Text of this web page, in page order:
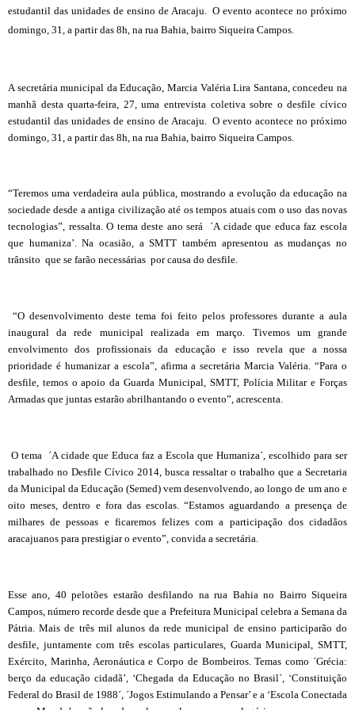
estudantil das unidades de ensino de Aracaju. O evento acontece no próximo
domingo, 31, a partir das 8h, na rua Bahia, bairro Siqueira Campos.
A secretária municipal da Educação, Marcia Valéria Lira Santana, concedeu na
manhã desta quarta-feira, 27, uma entrevista coletiva sobre o desfile cívico
estudantil das unidades de ensino de Aracaju. O evento acontece no próximo
domingo, 31, a partir das 8h, na rua Bahia, bairro Siqueira Campos.
“Teremos uma verdadeira aula pública, mostrando a evolução da educação na
sociedade desde a antiga civilização até os tempos atuais com o uso das novas
tecnologias”, ressalta. O tema deste ano será ´A cidade que educa faz escola
que humaniza’. Na ocasião, a SMTT também apresentou as mudanças no
trânsito que se farão necessárias por causa do desfile.
“O desenvolvimento deste tema foi feito pelos professores durante a aula
inaugural da rede municipal realizada em março. Tivemos um grande
envolvimento dos profissionais da educação e isso revela que a nossa
prioridade é humanizar a escola”, afirma a secretária Marcia Valéria. “Para o
desfile, temos o apoio da Guarda Municipal, SMTT, Polícia Militar e Forças
Armadas que juntas estarão abrilhantando o evento”, acrescenta.
O tema ´A cidade que Educa faz a Escola que Humaniza´, escolhido para ser
trabalhado no Desfile Cívico 2014, busca ressaltar o trabalho que a Secretaria
da Municipal da Educação (Semed) vem desenvolvendo, ao longo de um ano e
oito meses, dentro e fora das escolas. “Estamos aguardando a presença de
milhares de pessoas e ficaremos felizes com a participação dos cidadãos
aracajuanos para prestigiar o evento”, convida a secretária.
Esse ano, 40 pelotões estarão desfilando na rua Bahia no Bairro Siqueira
Campos, número recorde desde que a Prefeitura Municipal celebra a Semana da
Pátria. Mais de três mil alunos da rede municipal de ensino participarão do
desfile, juntamente com três escolas particulares, Guarda Municipal, SMTT,
Exército, Marinha, Aeronáutica e Corpo de Bombeiros. Temas como ´Grécia:
berço da educação cidadã’, ‘Chegada da Educação no Brasil´, ‘Constituição
Federal do Brasil de 1988´, ´Jogos Estimulando a Pensar’ e a ‘Escola Conectada